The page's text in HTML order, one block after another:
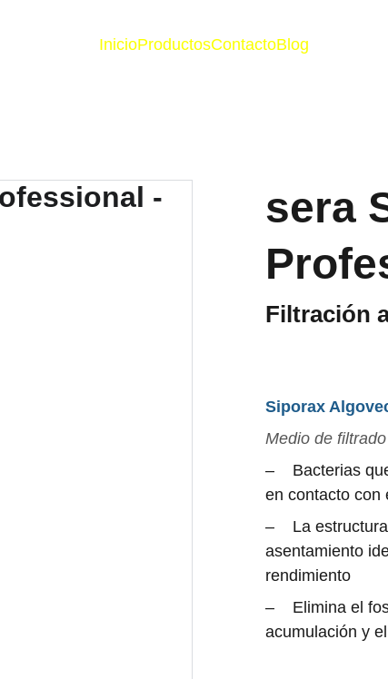
InicioProductosContactoBlog
sera
Filtración
Siporax
Medio de
– Bacterias
en contacto con
– La
asentamiento
rendimiento
– Elimina el
acumulación y